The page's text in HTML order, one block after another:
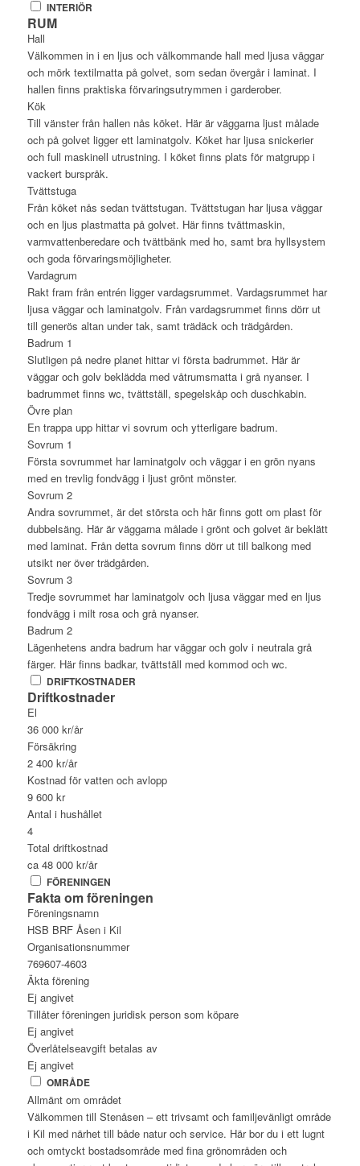
INTERIÖR
RUM
Hall
Välkommen in i en ljus och välkommande hall med ljusa väggar
och mörk textilmatta på golvet, som sedan övergår i laminat. I
hallen finns praktiska förvaringsutrymmen i garderober.
Kök
Till vänster från hallen nås köket. Här är väggarna ljust målade
och på golvet ligger ett laminatgolv. Köket har ljusa snickerier
och full maskinell utrustning. I köket finns plats för matgrupp i
vackert burspråk.
Tvättstuga
Från köket nås sedan tvättstugan. Tvättstugan har ljusa väggar
och en ljus plastmatta på golvet. Här finns tvättmaskin,
varmvattenberedare och tvättbänk med ho, samt bra hyllsystem
och goda förvaringsmöjligheter.
Vardagrum
Rakt fram från entrén ligger vardagsrummet. Vardagsrummet har
ljusa väggar och laminatgolv. Från vardagsrummet finns dörr ut
till generös altan under tak, samt trädäck och trädgården.
Badrum 1
Slutligen på nedre planet hittar vi första badrummet. Här är
väggar och golv beklädda med våtrumsmatta i grå nyanser. I
badrummet finns wc, tvättställ, spegelskåp och duschkabin.
Övre plan
En trappa upp hittar vi sovrum och ytterligare badrum.
Sovrum 1
Första sovrummet har laminatgolv och väggar i en grön nyans
med en trevlig fondvägg i ljust grönt mönster.
Sovrum 2
Andra sovrummet, är det största och här finns gott om plast för
dubbelsäng. Här är väggarna målade i grönt och golvet är beklätt
med laminat. Från detta sovrum finns dörr ut till balkong med
utsikt ner över trädgården.
Sovrum 3
Tredje sovrummet har laminatgolv och ljusa väggar med en ljus
fondvägg i milt rosa och grå nyanser.
Badrum 2
Lägenhetens andra badrum har väggar och golv i neutrala grå
färger. Här finns badkar, tvättställ med kommod och wc.
DRIFTKOSTNADER
Driftkostnader
El
36 000 kr/år
Försäkring
2 400 kr/år
Kostnad för vatten och avlopp
9 600 kr
Antal i hushållet
4
Total driftkostnad
ca 48 000 kr/år
FÖRENINGEN
Fakta om föreningen
Föreningsnamn
HSB BRF Åsen i Kil
Organisationsnummer
769607-4603
Äkta förening
Ej angivet
Tillåter föreningen juridisk person som köpare
Ej angivet
Överlåtelseavgift betalas av
Ej angivet
OMRÅDE
Allmänt om området
Välkommen till Stenåsen – ett trivsamt och familjevänligt område
i Kil med närhet till både natur och service. Här bor du i ett lugnt
och omtyckt bostadsområde med fina grönområden och